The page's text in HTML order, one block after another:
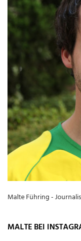
Malte Führing -
MALTE BEI